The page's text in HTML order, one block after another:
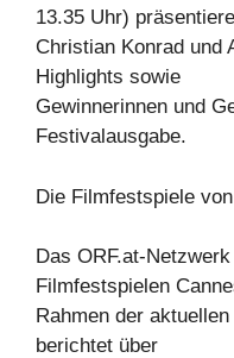
13.35 Uhr)
Christian Konrad und
Highlights sowie
Gewinnerinnen und
Festivalausgabe.
Die Filmfestspiele
Das ORF.at-
Filmfestspielen
Rahmen der
berichtet über